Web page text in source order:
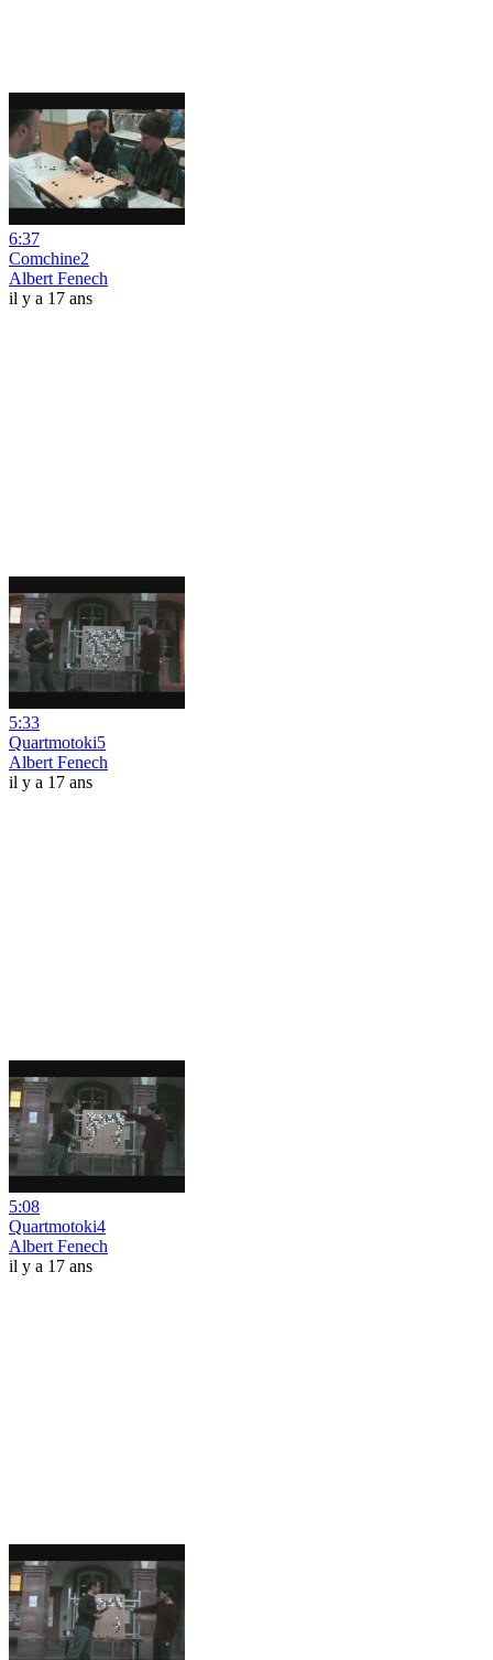
6:37
Comchine2
Albert Fenech
il y a 17 ans
5:33
Quartmotoki5
Albert Fenech
il y a 17 ans
5:08
Quartmotoki4
Albert Fenech
il y a 17 ans